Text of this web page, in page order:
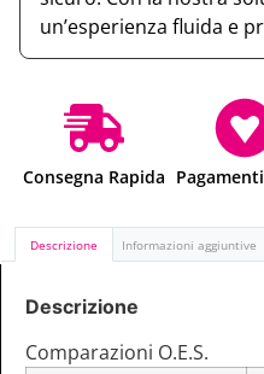
un’esperienza fluida e
Consegna Rapida
Descrizione Informazioni aggiuntive
Descrizione
Comparazioni O.E.S.